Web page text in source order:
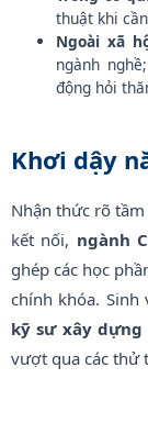
thuật khi
Ngoài xã
ngành
động hỏi
Khơi dậy
Nhận thức rõ
kết nối, ngành
ghép các học
chính khóa. Sinh
kỹ sư xây
vượt qua các thử